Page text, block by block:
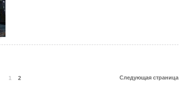
1 2 Следующая страница